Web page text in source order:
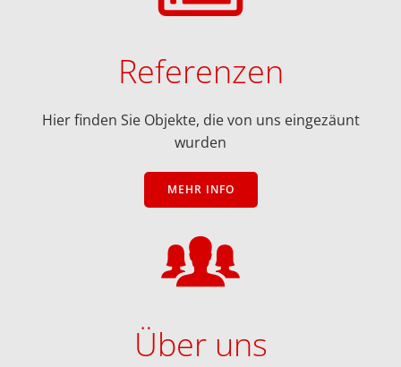
Referenzen
Hier finden Sie Objekte, die von uns eingezäunt
wurden
MEHR INFO
Über uns